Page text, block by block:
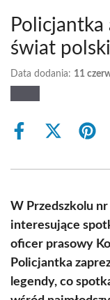
świat
Data dodania: 11
Share
Share
(Twitter)
W Przedszkolu
interesujące
oficer prasowy
Policjantka
legendy, co